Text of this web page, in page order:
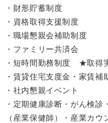
・財形貯蓄制度
・資格取得支援制度
・職場懇親会補助制度
・ファミリー共済会
・短時間勤務制度 ★取得
・賃貸住宅支度金・家賃補
・社内懇親イベント
・定期健康診断・がん検
（産業保健師）・産業カウ